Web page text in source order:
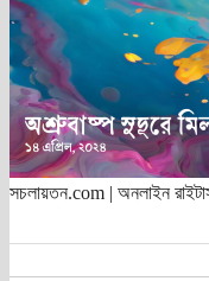
সচলায়তন.com | অনলাইন